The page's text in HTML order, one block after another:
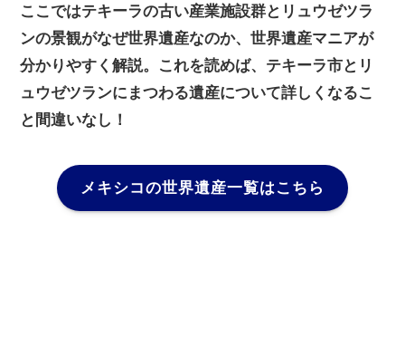
ここではテキーラの古い産業施設群とリュウゼツラ
ンの景観がなぜ世界遺産なのか、世界遺産マニアが
分かりやすく解説。これを読めば、テキーラ市とリ
ュウゼツランにまつわる遺産について詳しくなるこ
と間違いなし！
メキシコの世界遺産一覧はこちら